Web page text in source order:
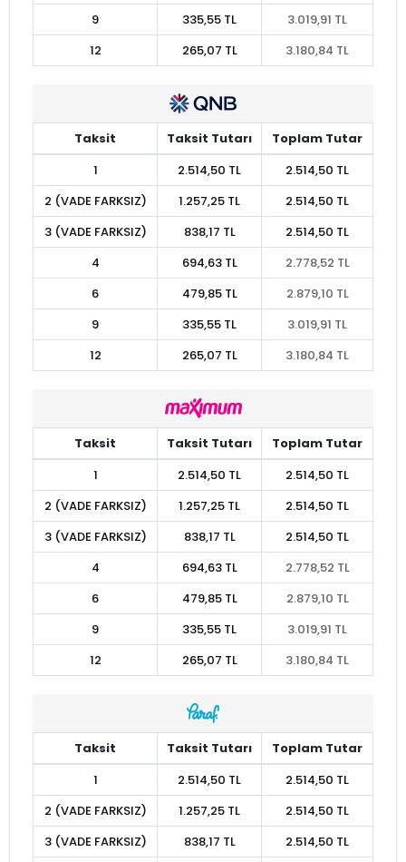
9 335,55 TL
3.019,91 TL
12
265,07 TL 3.180,84 TL
Taksit Taksit Tutarı
Toplam Tutar
1
2.514,50 TL
2.514,50 TL
2 (VADE FARKSIZ)
1.257,25 TL
2.514,50 TL
3 (VADE FARKSIZ)
838,17 TL
2.514,50 TL
4
694,63 TL
2.778,52 TL
6
479,85 TL
2.879,10 TL
9
335,55 TL
3.019,91 TL
12
265,07 TL 3.180,84 TL
Taksit Taksit Tutarı
Toplam Tutar
1
2.514,50 TL
2.514,50 TL
2 (VADE FARKSIZ)
1.257,25 TL
2.514,50 TL
3 (VADE FARKSIZ)
838,17 TL
2.514,50 TL
4
694,63 TL
2.778,52 TL
6
479,85 TL
2.879,10 TL
9
335,55 TL
3.019,91 TL
12
265,07 TL 3.180,84 TL
Taksit Taksit Tutarı
Toplam Tutar
1
2.514,50 TL
2.514,50 TL
2 (VADE FARKSIZ)
1.257,25 TL
2.514,50 TL
3 (VADE FARKSIZ)
838,17 TL
2.514,50 TL